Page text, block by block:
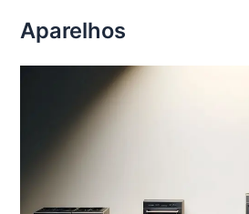
Aparelhos